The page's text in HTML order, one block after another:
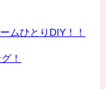
ムひとりDIY！！
！